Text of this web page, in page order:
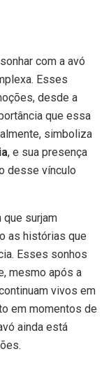
com a avó
Esses
desde a
que essa
simboliza
, e sua presença
desse vínculo
que surjam
as histórias que
Esses sonhos
mesmo após a
vivos em
em momentos de
ainda está